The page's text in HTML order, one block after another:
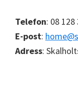
Telefon: 08 128
E-post:
Adress: